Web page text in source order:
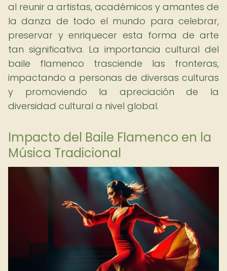
al reunir a artistas, académicos y amantes de
la danza de todo el mundo para celebrar,
preservar y enriquecer esta forma de arte
tan significativa. La importancia cultural del
baile flamenco trasciende las fronteras,
impactando a personas de diversas culturas
y promoviendo la apreciación de la
diversidad cultural a nivel global.
Impacto del Baile Flamenco en la
Música Tradicional